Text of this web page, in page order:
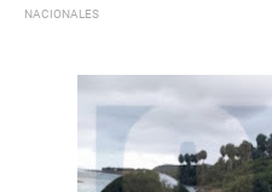
NACIONALES